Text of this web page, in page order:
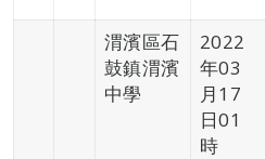
渭濱區石
鼓鎮渭濱
中學
2022
年03
月17
日01
時